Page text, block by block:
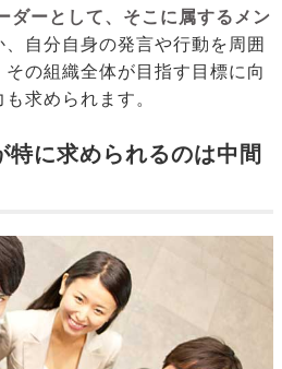
ダーとして、そこに属するメン
、自分自身の発言や行動を周囲
の組織全体が目指す目標に向
求められます。
特に求められるのは中間